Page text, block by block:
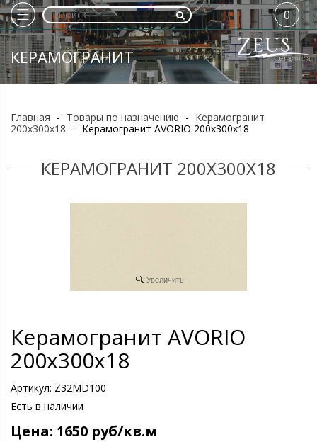
КЕРАМОГРАНИТ
0
Главная - Товары по назначению - Керамогранит
200х300х18 - Керамогранит AVORIO 200х300х18
КЕРАМОГРАНИТ 200Х300Х18
Увеличить
Керамогранит AVORIO
200х300х18
Артикул: Z32MD100
Есть в наличии
Цена: 1650 руб/кв.м